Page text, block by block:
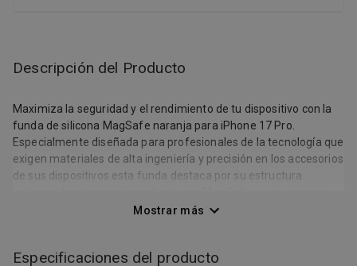
Descripción del Producto
Maximiza la seguridad y el rendimiento de tu dispositivo con la
funda de silicona MagSafe naranja para iPhone 17 Pro.
Especialmente diseñada para profesionales de la tecnología que
exigen materiales de alta ingeniería y precisión en los accesorios
de sus dispositivos esta funda destaca por su estructura
con la sostenibilidad al emplear un 45% de silicona reciclada en
agradable y un agarre antideslizante. El interior forrado en
Mostrar más
Especificaciones del producto